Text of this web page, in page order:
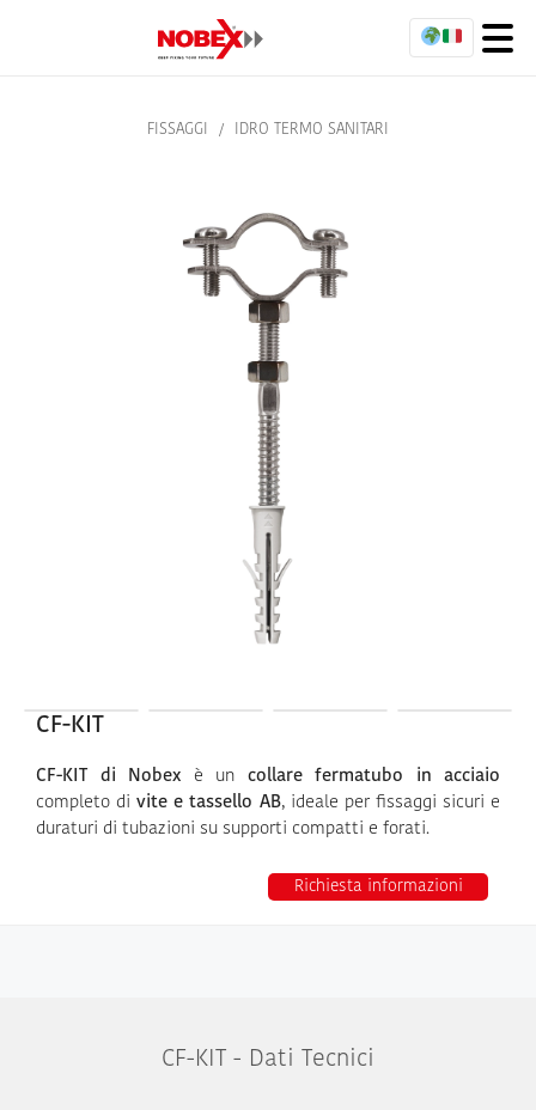
FISSAGGI / IDRO TERMO SANITARI
CF-KIT
CF-KIT di Nobex è un collare fermatubo in acciaio
completo divite e tassello AB, ideale per fissaggi sicuri e
duraturi di tubazioni su supporti compatti e forati.
Richiesta informazioni
CF-KIT - Dati Tecnici